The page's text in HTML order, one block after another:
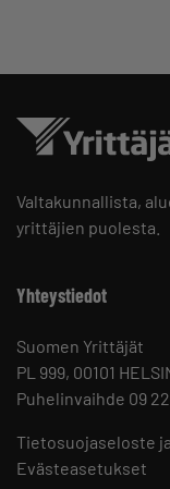
Valtakunnallista,
yrittäjien puolesta.
Yhteystiedot
Suomen Yrittäjät
PL 999, 00101
Puhelinvaihde 09
Tietosuojaseloste
Evästeasetukset